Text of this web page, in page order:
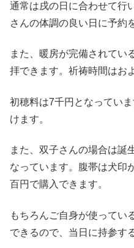
通常は戌の日に合わせて行
さんの体調の良い日に予約
また、暖房が完備されてい
拝できます。祈祷時間はお
初穂料は7千円となってい
けます。
また、双子さんの場合は誕
なっています。腹帯は犬印
百円で購入できます。
もちろんご自身が使ってい
できるので、当日に持参す